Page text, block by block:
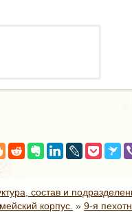
состав и
корпус. » 9-я